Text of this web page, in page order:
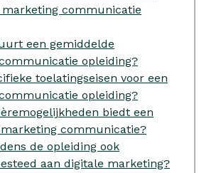
communicatie
een gemiddelde
opleiding?
toelatingseisen voor een
opleiding?
biedt een
communicatie?
de opleiding ook
aan digitale marketing?